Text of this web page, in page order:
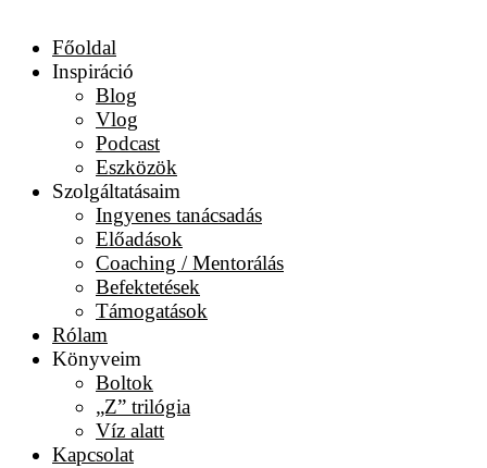
Főoldal
Inspiráció
Blog
Vlog
Podcast
Eszközök
Szolgáltatásaim
Ingyenes tanácsadás
Előadások
Coaching / Mentorálás
Befektetések
Támogatások
Rólam
Könyveim
Boltok
„Z” trilógia
Víz alatt
Kapcsolat